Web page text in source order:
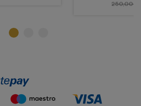
250,00 €